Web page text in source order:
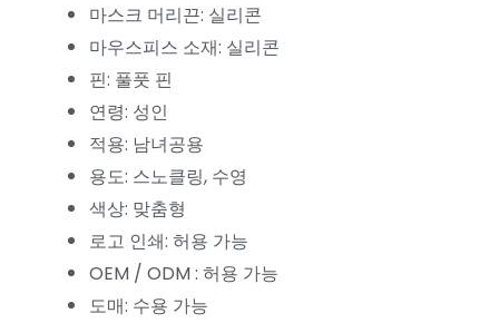
마스크 머리끈: 실리콘
마우스피스 소재: 실리콘
핀: 풀풋 핀
연령: 성인
적용: 남녀공용
용도: 스노클링, 수영
색상: 맞춤형
로고 인쇄: 허용 가능
OEM / ODM : 허용 가능
도매: 수용 가능